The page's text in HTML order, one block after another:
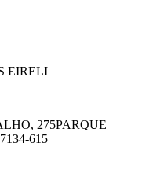
EIRELI
275PARQUE
615